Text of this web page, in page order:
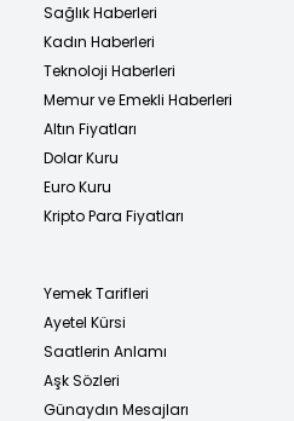
Sağlık Haberleri
Kadın Haberleri
Teknoloji Haberleri
Memur ve Emekli Haberleri
Altın Fiyatları
Dolar Kuru
Euro Kuru
Kripto Para Fiyatları
Yemek Tarifleri
Ayetel Kürsi
Saatlerin Anlamı
Aşk Sözleri
Günaydın Mesajları